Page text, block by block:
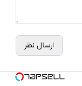
ارسال نظر